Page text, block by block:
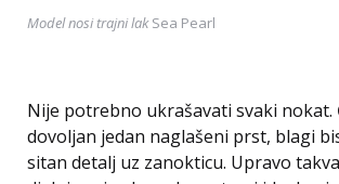
Model nosi trajni lakSea Pearl
Nije potrebno ukrašavati svaki nokat.
dovoljan jedan naglašeni prst, blagi
sitan detalj uz zanokticu. Upravo